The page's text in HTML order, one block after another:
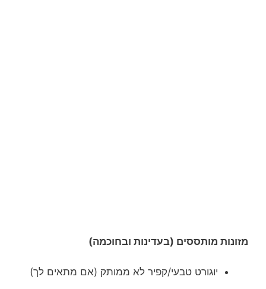
מזונות מותססים (בעדינות ובחוכמה)
יוגורט טבעי/קפיר לא ממותק (אם מתאים לך)